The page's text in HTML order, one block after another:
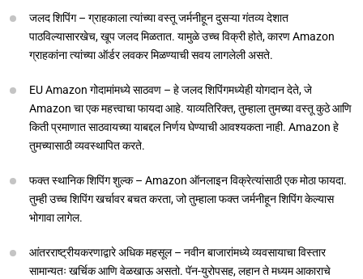
जलद शिपिंग – ग्राहकाला त्यांच्या वस्तू जर्मनीहून दुसऱ्या गंतव्य देशात
पाठविल्यासारखेच, खूप जलद मिळतात. यामुळे उच्च विक्री होते, कारण Amazon
ग्राहकांना त्यांच्या ऑर्डर लवकर मिळण्याची सवय लागलेली असते.
EU Amazon गोदामांमध्ये साठवण – हे जलद शिपिंगमध्येही योगदान देते, जे
Amazon चा एक महत्त्वाचा फायदा आहे. याव्यतिरिक्त, तुम्हाला तुमच्या वस्तू कुठे आणि
किती प्रमाणात साठवायच्या याबद्दल निर्णय घेण्याची आवश्यकता नाही. Amazon हे
तुमच्यासाठी व्यवस्थापित करते.
फक्त स्थानिक शिपिंग शुल्क – Amazon ऑनलाइन विक्रेत्यांसाठी एक मोठा फायदा.
तुम्ही उच्च शिपिंग खर्चावर बचत करता, जो तुम्हाला फक्त जर्मनीहून शिपिंग केल्यास
भोगावा लागेल.
आंतरराष्ट्रीयकरणाद्वारे अधिक महसूल – नवीन बाजारांमध्ये व्यवसायाचा विस्तार
सामान्यतः खर्चिक आणि वेळखाऊ असतो. पॅन-युरोपसह, लहान ते मध्यम आकाराचे